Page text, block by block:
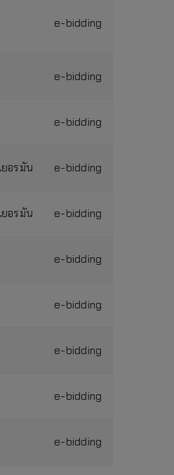
e-bidding
e-bidding
e-bidding
อรมัน e-bidding
อรมัน e-bidding
e-bidding
e-bidding
e-bidding
e-bidding
e-bidding